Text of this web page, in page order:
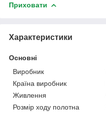
Приховати
Характеристики
Основні
Виробник
Країна виробник
Живлення
Розмір ходу полотна